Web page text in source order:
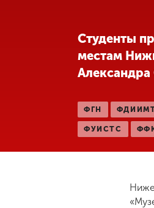
Международная
деятельность
Студенческая
жизнь
Студенты
местам
ФГН
ФУИСТС